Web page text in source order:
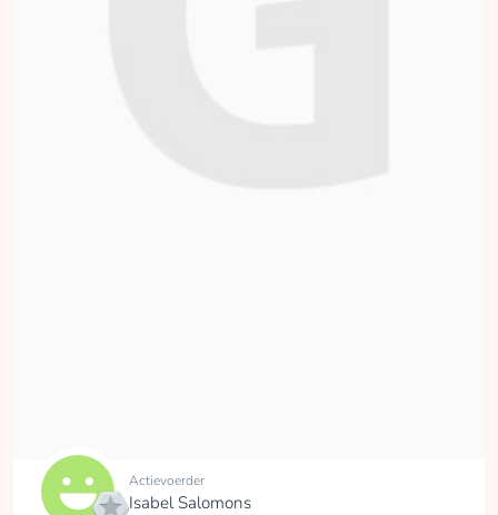
Actievoerder
Isabel Salomons